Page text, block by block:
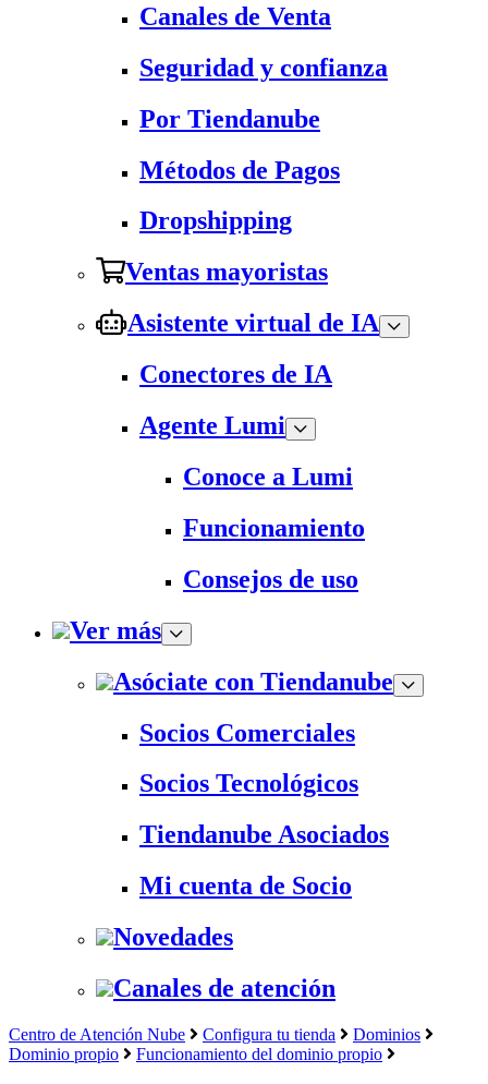
Canales de Venta
Seguridad y confianza
Por Tiendanube
Métodos de Pagos
Dropshipping
Ventas mayoristas
Asistente virtual de IA
Conectores de IA
Agente Lumi
Conoce a Lumi
Funcionamiento
Consejos de uso
Ver más
Asóciate con Tiendanube
Socios Comerciales
Socios Tecnológicos
Tiendanube Asociados
Mi cuenta de Socio
Novedades
Canales de atención
Centro de Atención Nube Configura tu tienda
Dominios
Dominio propio
Funcionamiento del dominio propio